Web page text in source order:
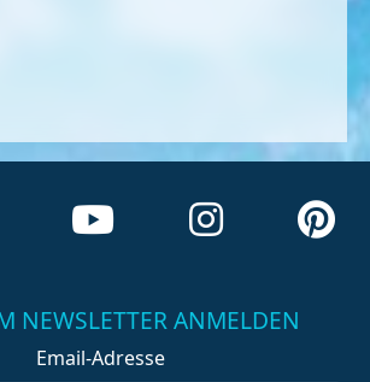
NEWSLETTER ANMELDEN
Email-Adresse